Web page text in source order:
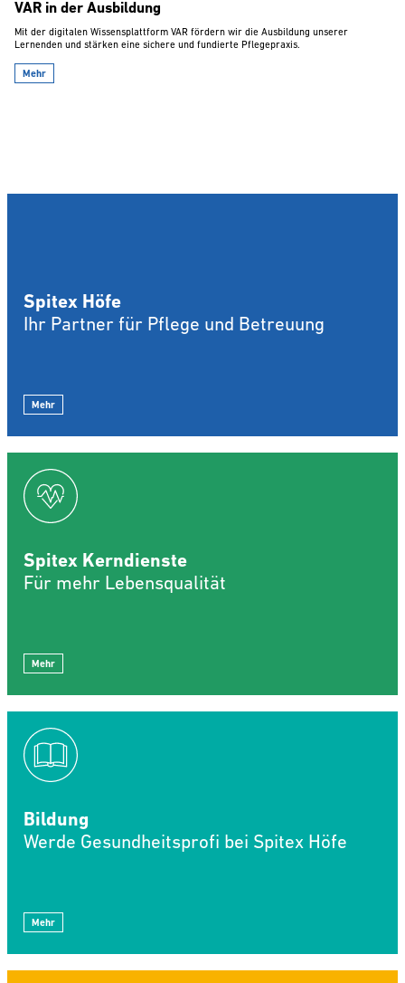
VAR in der Ausbildung
Mit der digitalen Wissensplattform VAR fördern wir die Ausbildung unserer
Lernenden und stärken eine sichere und fundierte Pflegepraxis.
Mehr
Spitex Höfe
Ihr Partner für Pflege und Betreuung
Mehr
Spitex Kerndienste
Für mehr Lebensqualität
Mehr
Bildung
Werde Gesundheitsprofi bei Spitex Höfe
Mehr